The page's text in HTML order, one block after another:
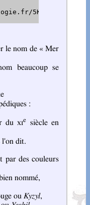
5K]{Mers
beaucoup se
:
duxie siècle en
l'on dit.
nommé,
ou Kyzyl,